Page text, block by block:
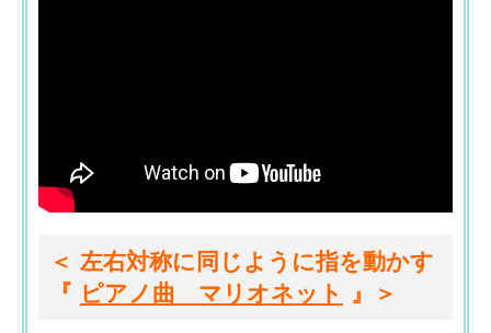
＜ 左右対称に同じように指を動かす
『
ピアノ曲 マリオネット 』＞